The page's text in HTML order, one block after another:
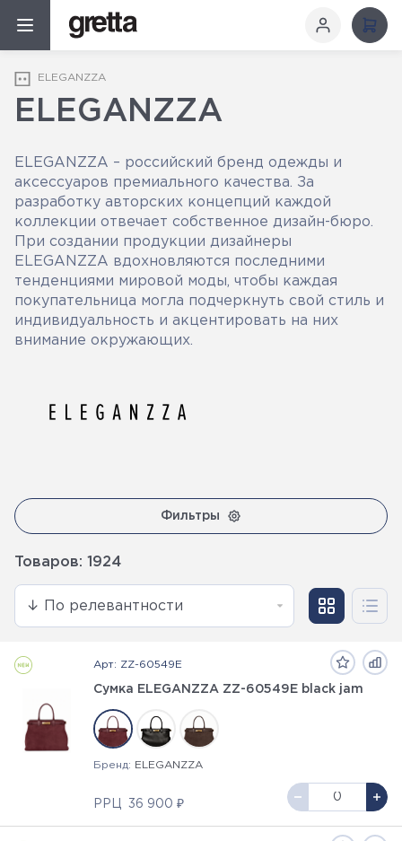
ELEGANZZA
ELEGANZZA
ELEGANZZA – российский бренд одежды и
аксессуаров премиального качества. За
разработку авторских концепций каждой
коллекции отвечает собственное дизайн-бюро.
При создании продукции дизайнеры
ELEGANZZA вдохновляются последними
тенденциями мировой моды, чтобы каждая
покупательница могла подчеркнуть свой стиль и
индивидуальность и акцентировать на них
внимание окружающих.
Фильтры
Товаров: 1924
Арт: ZZ-60549E
Сумка ELEGANZZA ZZ-60549E black jam
Бренд: ELEGANZZA
РРЦ 36 900 ₽